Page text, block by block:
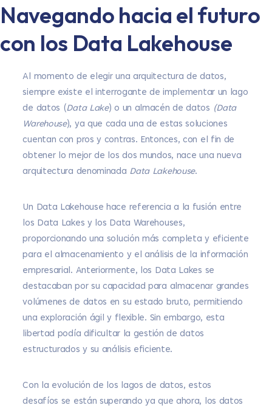
Navegando hacia el futuro
con los Data Lakehouse
Al momento de elegir una arquitectura de datos,
siempre existe el interrogante de implementar un lago
de datos (Data Lake) o un almacén de datos (Data
Warehouse), ya que cada una de estas soluciones
cuentan con pros y contras. Entonces, con el fin de
obtener lo mejor de los dos mundos, nace una nueva
arquitectura denominada Data Lakehouse.
Un Data Lakehouse hace referencia a la fusión entre
los Data Lakes y los Data Warehouses,
proporcionando una solución más completa y eficiente
para el almacenamiento y el análisis de la información
empresarial. Anteriormente, los Data Lakes se
destacaban por su capacidad para almacenar grandes
volúmenes de datos en su estado bruto, permitiendo
una exploración ágil y flexible. Sin embargo, esta
libertad podía dificultar la gestión de datos
estructurados y su análisis eficiente.
Con la evolución de los lagos de datos, estos
desafíos se están superando ya que ahora, los datos